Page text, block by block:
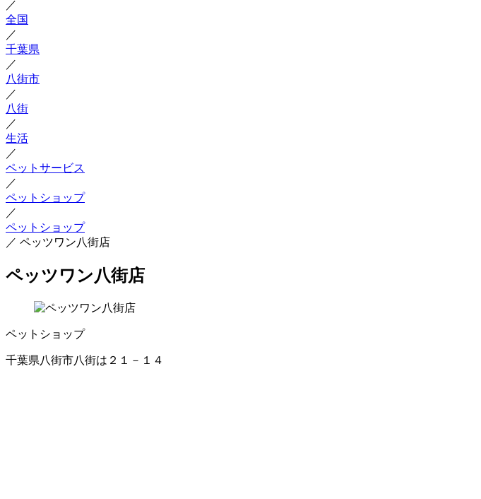
／
全国
／
千葉県
／
八街市
／
八街
／
生活
／
ペットサービス
／
ペットショップ
／
ペットショップ
／ ペッツワン八街店
ペッツワン八街店
ペットショップ
千葉県八街市八街は２１－１４